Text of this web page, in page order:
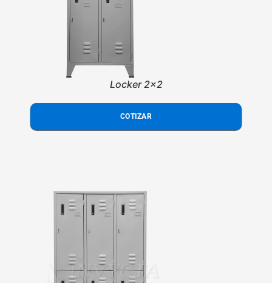
Locker 2x2
COTIZAR